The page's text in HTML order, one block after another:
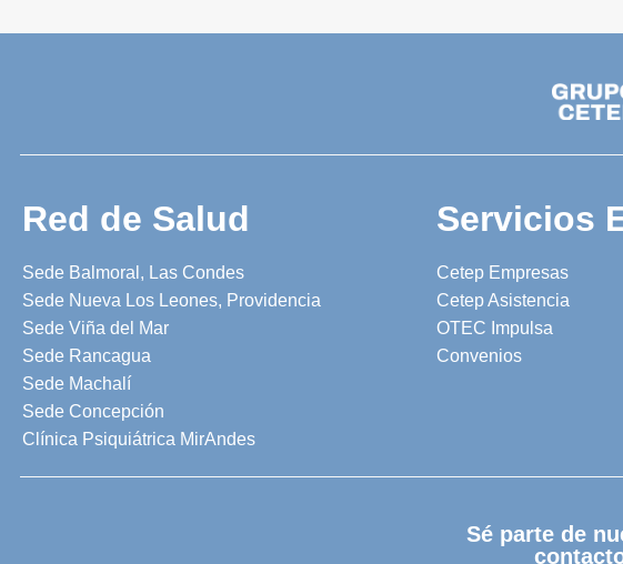
Red de Salud
Sede Balmoral, Las Condes
Sede Nueva Los Leones, Providencia
Sede Viña del Mar
Sede Rancagua
Sede Machalí
Sede Concepción
Clínica Psiquiátrica MirAndes
Servicios
Cetep Empresas
Cetep Asistencia
OTEC Impulsa
Convenios
Sé parte de